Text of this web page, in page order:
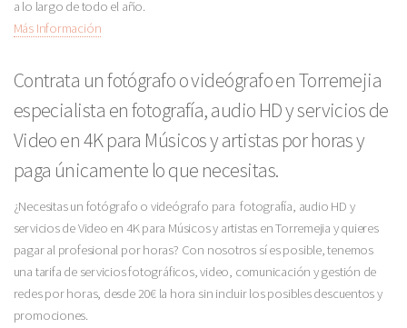
a lo largo de todo el año.
Más Información
Contrata un fotógrafo o videógrafo en Torremejia
especialista en fotografía, audio HD y servicios de
Video en 4K para Músicos y artistas por horas y
paga únicamente lo que necesitas.
¿Necesitas un fotógrafo o videógrafo para fotografía, audio HD y
servicios de Video en 4K para Músicos y artistas en Torremejia y quieres
pagar al profesional por horas? Con nosotros sí es posible, tenemos
una tarifa de servicios fotográficos, video, comunicación y gestión de
redes por horas, desde 20€ la hora sin incluir los posibles descuentos y
promociones.